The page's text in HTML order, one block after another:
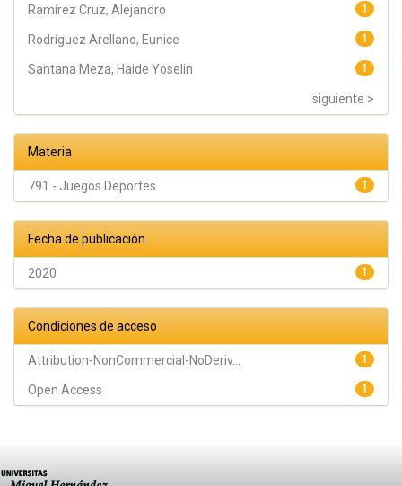
1
Ramírez Cruz, Alejandro
1
Rodríguez Arellano, Eunice
1
Santana Meza, Haide Yoselin
siguiente >
Materia
1
791 - Juegos.Deportes
Fecha de publicación
1
2020
Condiciones de acceso
1
Attribution-NonCommercial-NoDeriv...
1
Open Access